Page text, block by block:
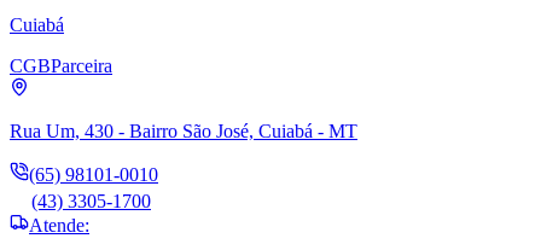
Cuiabá
CGBParceira
Rua Um, 430 - Bairro São José, Cuiabá - MT
(65) 98101-0010
(43) 3305-1700
Atende: